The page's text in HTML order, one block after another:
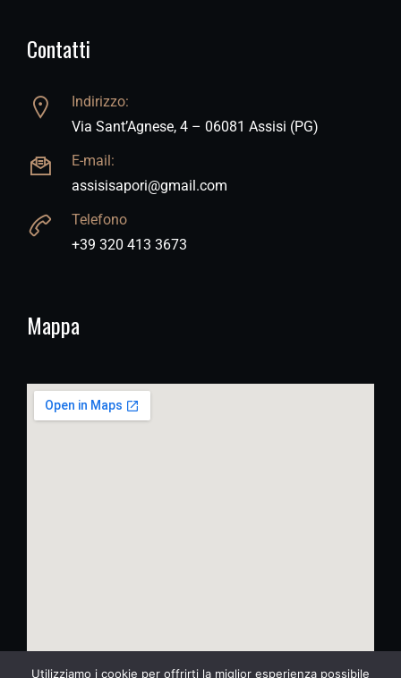
Contatti
Indirizzo:
Via Sant’Agnese, 4 – 06081 Assisi (PG)
E-mail:
assisisapori@gmail.com
Telefono
+39 320 413 3673
Mappa
Utilizziamo i cookie per offrirti la miglior esperienza possibile